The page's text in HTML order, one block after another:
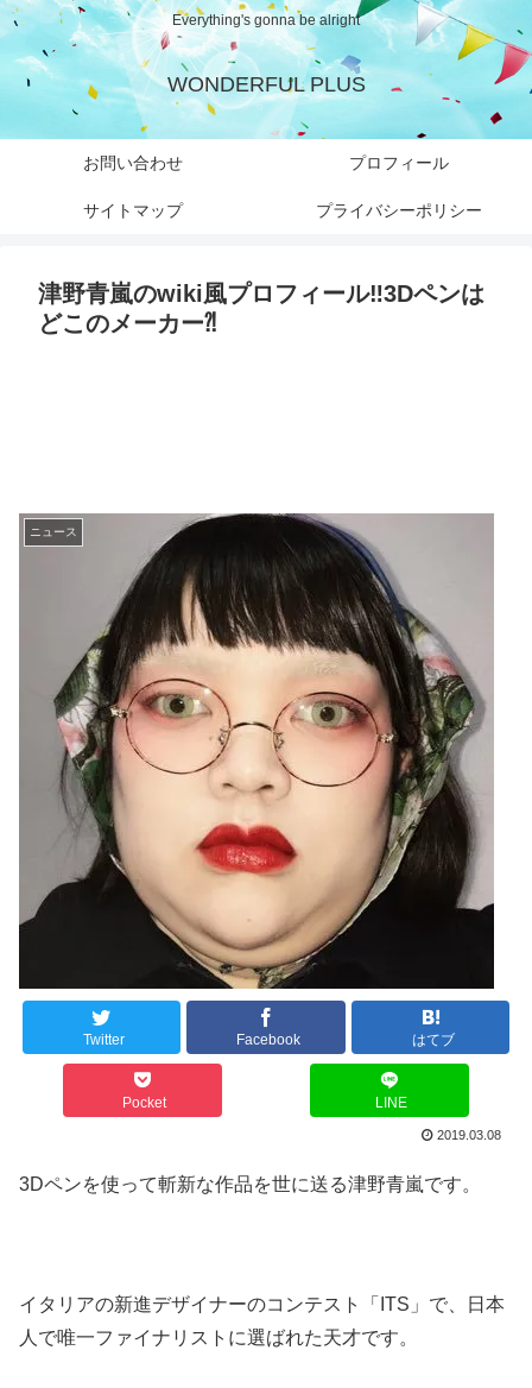
Everything's gonna be alright
WONDERFUL PLUS
お問い合わせ プロフィール
サイトマップ プライバシーポリシー
津野青嵐のwiki風プロフィール‼︎3Dペンは
どこのメーカー⁈
ニュース
Twitter Facebook はてブ
Pocket LINE
2019.03.08
3Dペンを使って斬新な作品を世に送る津野青嵐です。
イタリアの新進デザイナーのコンテスト「ITS」で、日本
人で唯一ファイナリストに選ばれた天才です。